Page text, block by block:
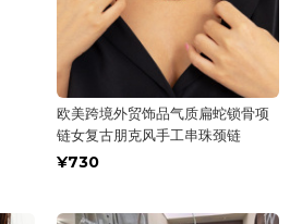
欧美跨境外贸饰品气质扁蛇锁骨项
链女复古朋克风手工串珠颈链
¥730